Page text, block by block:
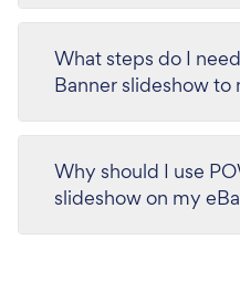
What steps do I
Banner slideshow to
Why should I use
slideshow on my